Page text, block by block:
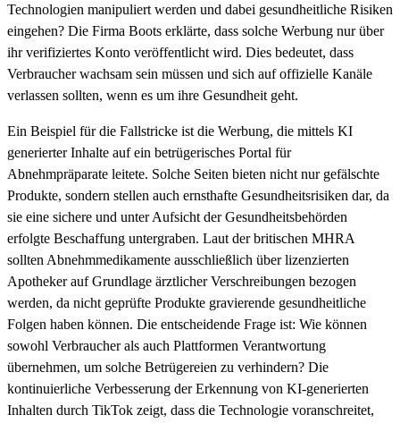
Technologien manipuliert werden und dabei gesundheitliche Risiken
eingehen? Die Firma Boots erklärte, dass solche Werbung nur über
ihr verifiziertes Konto veröffentlicht wird. Dies bedeutet, dass
Verbraucher wachsam sein müssen und sich auf offizielle Kanäle
verlassen sollten, wenn es um ihre Gesundheit geht.
Ein Beispiel für die Fallstricke ist die Werbung, die mittels KI
generierter Inhalte auf ein betrügerisches Portal für
Abnehmpräparate leitete. Solche Seiten bieten nicht nur gefälschte
Produkte, sondern stellen auch ernsthafte Gesundheitsrisiken dar, da
sie eine sichere und unter Aufsicht der Gesundheitsbehörden
erfolgte Beschaffung untergraben. Laut der britischen MHRA
sollten Abnehmmedikamente ausschließlich über lizenzierten
Apotheker auf Grundlage ärztlicher Verschreibungen bezogen
werden, da nicht geprüfte Produkte gravierende gesundheitliche
Folgen haben können. Die entscheidende Frage ist: Wie können
sowohl Verbraucher als auch Plattformen Verantwortung
übernehmen, um solche Betrügereien zu verhindern? Die
kontinuierliche Verbesserung der Erkennung von KI-generierten
Inhalten durch TikTok zeigt, dass die Technologie voranschreitet,